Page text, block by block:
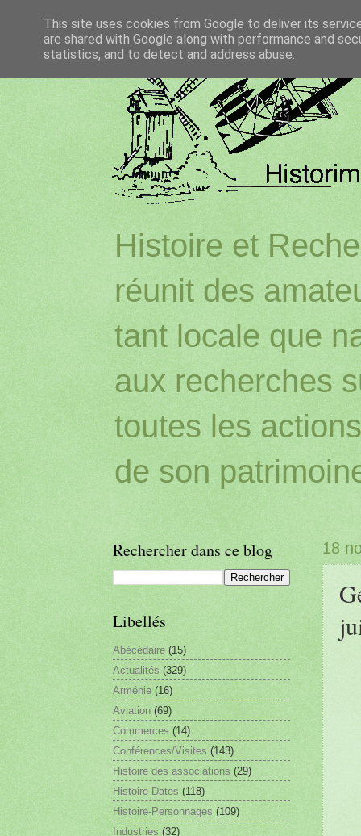
Histoire et
réunit des
tant locale que
aux recherches
toutes les
de son
18
Rechercher dans ce blog
Libellés
Abécédaire (15)
Actualités (329)
Arménie (16)
Aviation (69)
Commerces (14)
Conférences/Visites (143)
Histoire des associations (29)
Histoire-Dates (118)
Histoire-Personnages (109)
Industries (32)
This site uses cookies from Google to deliver its
are shared with Google along with performance and
statistics, and to detect and address abuse.